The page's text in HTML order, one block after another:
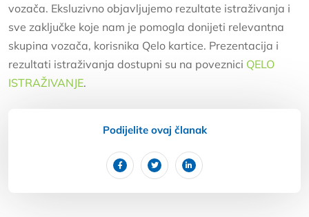
vozača. Eksluzivno objavljujemo rezultate istraživanja i
sve zaključke koje nam je pomogla donijeti relevantna
skupina vozača, korisnika Qelo kartice. Prezentacija i
rezultati istraživanja dostupni su na poveznici QELO
ISTRAŽIVANJE.
Podijelite ovaj članak